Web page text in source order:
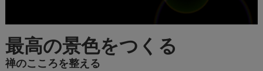
最高の景色をつくる
禅のこころを整える